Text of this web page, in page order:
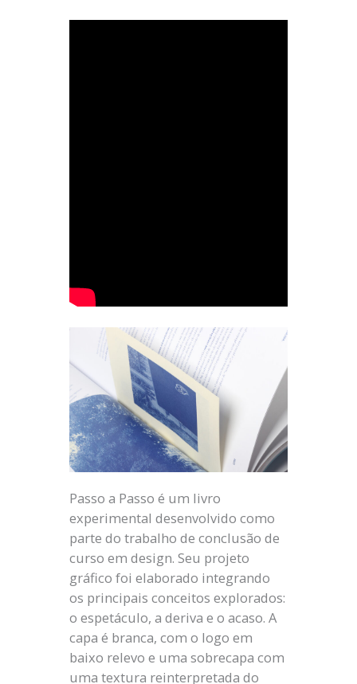
Passo a Passo é um livro
experimental desenvolvido como
parte do trabalho de conclusão de
curso em design. Seu projeto
gráfico foi elaborado integrando
os principais conceitos explorados:
o espetáculo, a deriva e o acaso. A
capa é branca, com o logo em
baixo relevo e uma sobrecapa com
uma textura reinterpretada do